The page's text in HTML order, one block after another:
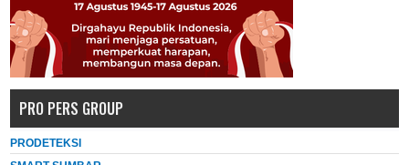
PRO PERS GROUP
PRODETEKSI